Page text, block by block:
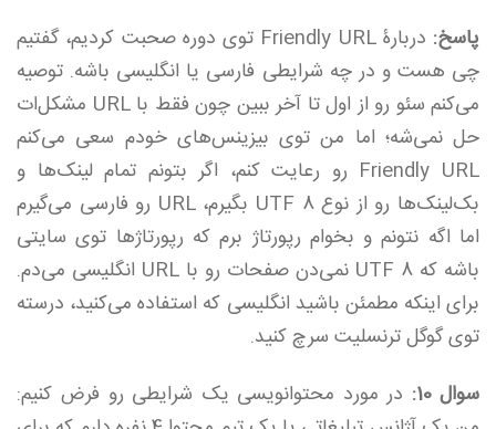
پاسخ:
دربارۀ Friendly URL توی دوره صحبت کردیم، گفتیم
چی هست و در چه شرایطی فارسی یا انگلیسی باشه. توصیه
می‌کنم سئو رو از اول تا آخر ببین چون فقط با URL مشکل‌ات
حل نمی‌شه؛ اما من توی بیزینس‌های خودم سعی می‌کنم
Friendly URL رو رعایت کنم، اگر بتونم تمام لینک‌ها و
بک‌لینک‌ها رو از نوع UTF 8 بگیرم، URL رو فارسی می‌گیرم
اما اگه نتونم و بخوام رپورتاژ برم که رپورتاژها توی سایتی
باشه که UTF 8 نمی‌دن صفحات رو با URL انگلیسی می‌دم.
برای اینکه مطمئن باشید انگلیسی که استفاده می‌کنید، درسته
توی گوگل ترنسلیت سرچ کنید.
سوال 10:
در مورد محتوانویسی یک شرایطی رو فرض کنیم: